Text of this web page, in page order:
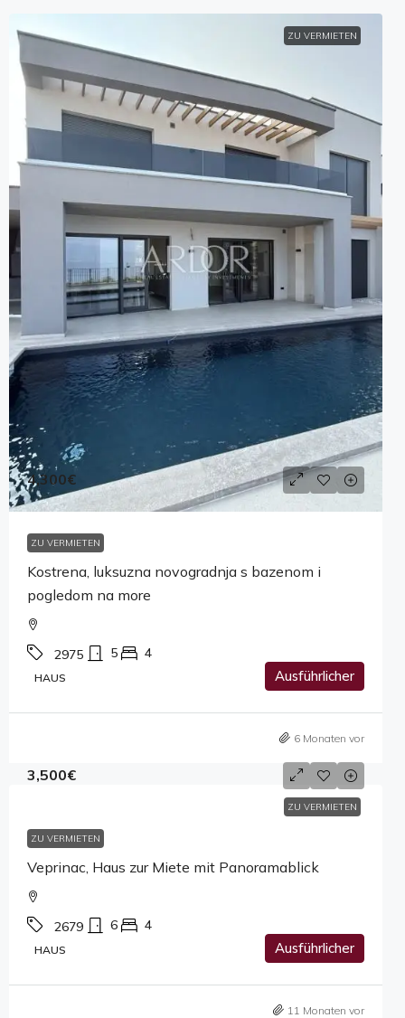
ZU VERMIETEN
4,300€
ZU VERMIETEN
Kostrena, luksuzna novogradnja s bazenom i
pogledom na more
2975 5 4
HAUS Ausführlicher
6 Monaten vor
ZU VERMIETEN
3,500€
ZU VERMIETEN
Veprinac, Haus zur Miete mit Panoramablick
2679 6 4
HAUS Ausführlicher
11 Monaten vor